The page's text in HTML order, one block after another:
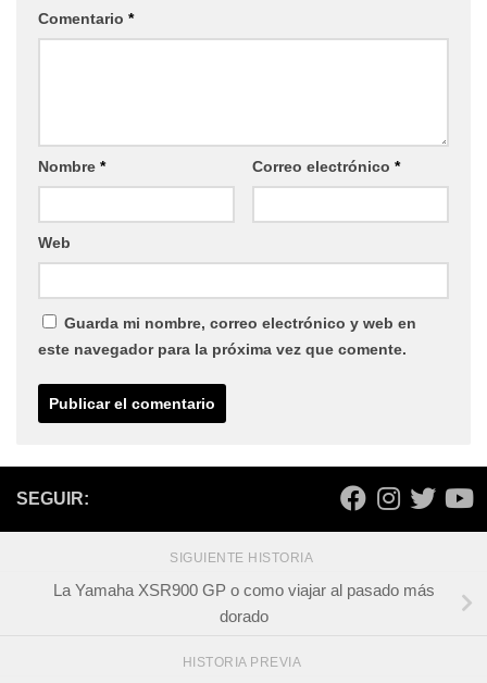
Comentario *
Nombre * Correo electrónico *
Web
Guarda mi nombre, correo electrónico y web en
este navegador para la próxima vez que comente.
SEGUIR:
SIGUIENTE HISTORIA
La Yamaha XSR900 GP o como viajar al pasado más
dorado
HISTORIA PREVIA